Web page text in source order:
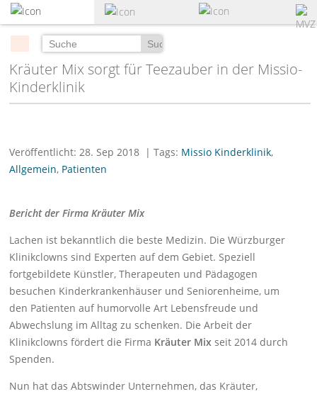
zum
Hauptinhalt
Suchen
Kräuter Mix sorgt für Teezauber in der Missio-
Kinderklinik
Veröffentlicht: 28. Sep 2018 | Tags: Missio Kinderklinik,
Allgemein, Patienten
Bericht der Firma Kräuter Mix
Lachen ist bekanntlich die beste Medizin. Die Würzburger
Klinikclowns sind Experten auf dem Gebiet. Speziell
fortgebildete Künstler, Therapeuten und Pädagogen
besuchen Kinderkrankenhäuser und Seniorenheime, um
den Patienten auf humorvolle Art Lebensfreude und
Abwechslung im Alltag zu schenken. Die Arbeit der
Klinikclowns fördert die Firma Kräuter Mix seit 2014 durch
Spenden.
Nun hat das Abtswinder Unternehmen, das Kräuter,